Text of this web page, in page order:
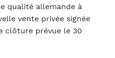
qualité allemande à
vente privée signée
clôture prévue le 30